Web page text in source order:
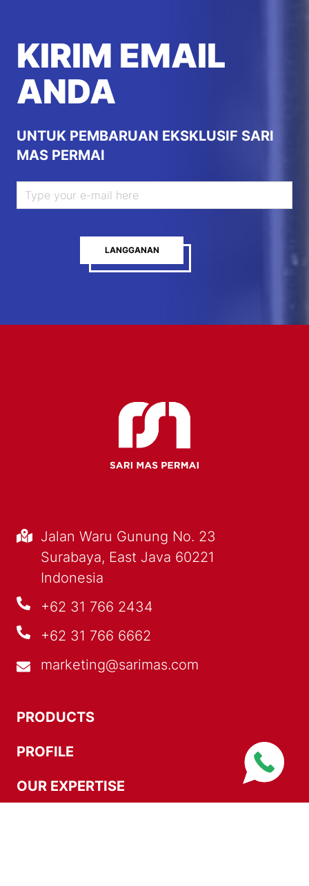
KIRIM EMAIL
ANDA
UNTUK PEMBARUAN EKSKLUSIF SARI
MAS PERMAI
LANGGANAN
Jalan Waru Gunung No. 23
Surabaya, East Java 60221
Indonesia
+62 31 766 2434
+62 31 766 6662
marketing@sarimas.com
PRODUCTS
PROFILE
OUR EXPERTISE